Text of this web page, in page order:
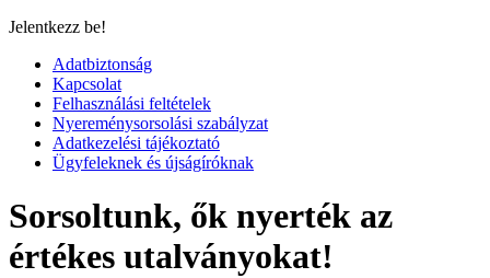
Jelentkezz be!
Adatbiztonság
Kapcsolat
Felhasználási feltételek
Nyereménysorsolási szabályzat
Adatkezelési tájékoztató
Ügyfeleknek és újságíróknak
Sorsoltunk, ők nyerték az
értékes utalványokat!